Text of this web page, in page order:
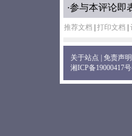
·参与本评论即
推荐文档 打印文档
关于站点 免责声明
湘ICP备19000417